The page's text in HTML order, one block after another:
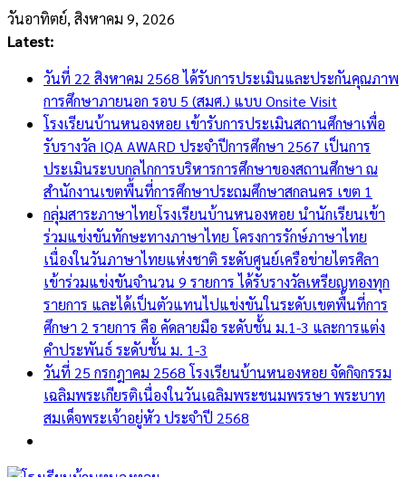
Skip
to
วันอาทิตย์, สิงหาคม 9, 2026
Latest:
วันที่ 22 สิงหาคม 2568 ได้รับการประเมินและประกันคุณภาพ
การศึกษาภายนอก รอบ 5 (สมศ.) แบบ Onsite Visit
โรงเรียนบ้านหนองหอย เข้ารับการประเมินสถานศึกษาเพื่อ
รับรางวัล IQA AWARD ประจำปีการศึกษา 2567 เป็นการ
ประเมินระบบกลไกการบริหารการศึกษาของสถานศึกษา ณ
สำนักงานเขตพื้นที่การศึกษาประถมศึกษาสกลนคร เขต 1
กลุ่มสาระภาษาไทยโรงเรียนบ้านหนองหอย นำนักเรียนเข้า
ร่วมแข่งขันทักษะทางภาษาไทย โครงการรักษ์ภาษาไทย
เนื่องในวันภาษาไทยแห่งชาติ ระดับศูนย์เครือข่ายไตรศิลา
เข้าร่วมแข่งขันจำนวน 9 รายการ ได้รับรางวัลเหรียญทองทุก
รายการ และได้เป็นตัวแทนไปแข่งขันในระดับเขตพื้นที่การ
ศึกษา 2 รายการ คือ คัดลายมือ ระดับชั้น ม.1-3 และการแต่ง
คำประพันธ์ ระดับชั้น ม. 1-3
วันที่ 25 กรกฎาคม 2568 โรงเรียนบ้านหนองหอย จัดกิจกรรม
เฉลิมพระเกียรติเนื่องในวันเฉลิมพระชนมพรรษา พระบาท
สมเด็จพระเจ้าอยู่หัว ประจำปี 2568